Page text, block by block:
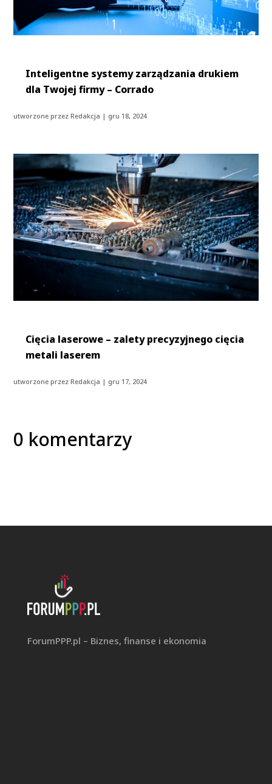
Inteligentne systemy zarządzania drukiem
dla Twojej firmy – Corrado
utworzone przezRedakcja | gru 18, 2024
Cięcia laserowe – zalety precyzyjnego cięcia
metali laserem
utworzone przezRedakcja | gru 17, 2024
0 komentarzy
ForumPPP.pl – Biznes, finanse i ekonomia